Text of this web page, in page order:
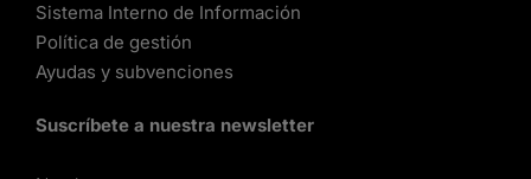
Sistema Interno de Información
Política de gestión
Ayudas y subvenciones
Suscríbete a nuestra newsletter